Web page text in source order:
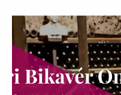
ラ
ト
ン
地
方
/
2
7
(
水
)